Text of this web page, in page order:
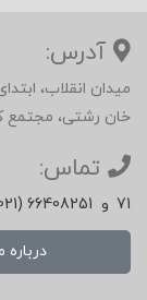
آدرس:
خان رشتی، مجتمع
تماس:
66408251 و 71
درباره